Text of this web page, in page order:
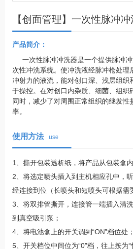
【创面管理】一次性脉冲
产品简介：
一次性脉冲冲洗器是一个提供脉冲
次性冲洗系统。使冲洗液经脉冲枪处理
冲射力的液流，能对创口深、浅层组织
于操控。在对创口内杂质、细菌、组织
同时，减少了对周围正常组织的继发性
率。
使用方法 use
1、撕开包装透析纸，将产品从包装盒内
2、将选定喷头插入到主机相应孔中，
经连接到位（长喷头和短喷头可根据需
3、将双排管撕开，连接管一端插入清
到真空吸引泵；
4、将电池盒上的开关调到“ON”档位处；
5、开关档位中间位为“0”档，往上按为“